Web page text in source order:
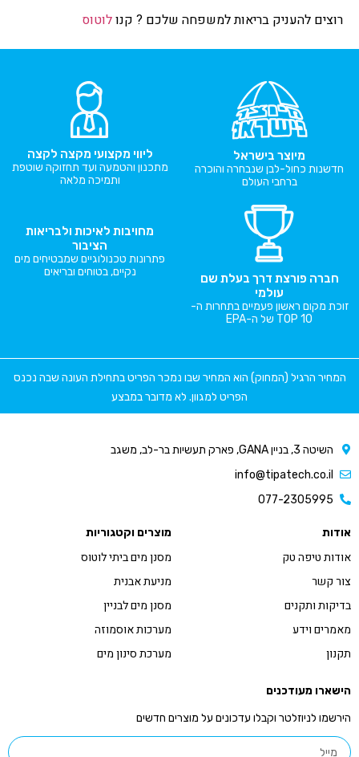
רוצים להעניק בריאות למשפחה שלכם ? קנולוטוס
מיוצר בישראל
חדשנות כחול-לבן שנבחרה והוכרה
ברחבי העולם
ליווי מקצועי מקצה לקצה
מתכנון והטמעה ועד תחזוקה שוטפת
ותמיכה מלאה
חברה פורצת דרך בעלת שם
עולמי
זוכת מקום ראשון פעמיים בתחרות ה-
TOP 10 של ה-EPA
מחויבות לאיכות ולבריאות
הציבור
פתרונות טכנולוגיים שמבטיחים מים
נקיים, בטוחים ובריאים
המחיר הרגיל (המחוק) הוא המחיר שבו נמכר הפריט בתחילת העונה שבה נכנס
הפריט למגוון. לא מדובר במבצע
השיטה 3, בניין GANA, פארק תעשיות בר-לב, משגב
info@tipatech.co.il
077-2305995
אודות
אודות טיפה טק
צור קשר
בדיקות ותקנים
מאמרים וידע
תקנון
מוצרים וקטגוריות
מסנן מים ביתי לוטוס
מניעת אבנית
מסנן מים לבניין
מערכות אוסמוזה
מערכת סינון מים
הישארו מעודכנים
הירשמו לניוזלטר וקבלו עדכונים על מוצרים חדשים